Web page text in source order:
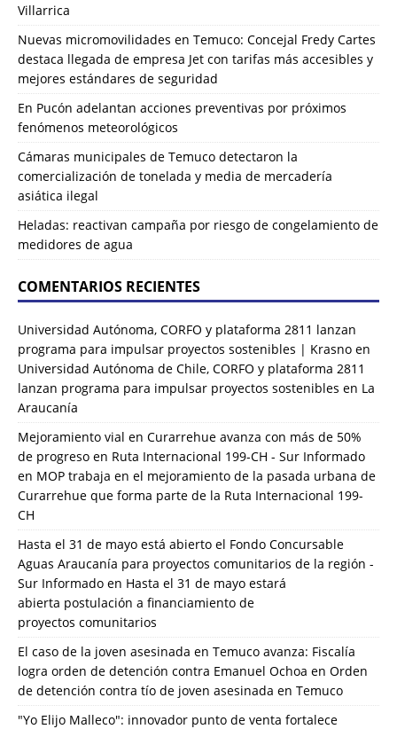
Villarrica
Nuevas micromovilidades en Temuco: Concejal Fredy Cartes
destaca llegada de empresa Jet con tarifas más accesibles y
mejores estándares de seguridad
En Pucón adelantan acciones preventivas por próximos
fenómenos meteorológicos
Cámaras municipales de Temuco detectaron la
comercialización de tonelada y media de mercadería
asiática ilegal
Heladas: reactivan campaña por riesgo de congelamiento de
medidores de agua
COMENTARIOS RECIENTES
Universidad Autónoma, CORFO y plataforma 2811 lanzan
programa para impulsar proyectos sostenibles | Krasno en
Universidad Autónoma de Chile, CORFO y plataforma 2811
lanzan programa para impulsar proyectos sostenibles en La
Araucanía
Mejoramiento vial en Curarrehue avanza con más de 50%
de progreso en Ruta Internacional 199-CH - Sur Informado
en MOP trabaja en el mejoramiento de la pasada urbana de
Curarrehue que forma parte de la Ruta Internacional 199-
CH
Hasta el 31 de mayo está abierto el Fondo Concursable
Aguas Araucanía para proyectos comunitarios de la región -
Sur Informado en Hasta el 31 de mayo estará
abierta postulación a financiamiento de
proyectos comunitarios
El caso de la joven asesinada en Temuco avanza: Fiscalía
logra orden de detención contra Emanuel Ochoa en Orden
de detención contra tío de joven asesinada en Temuco
"Yo Elijo Malleco": innovador punto de venta fortalece